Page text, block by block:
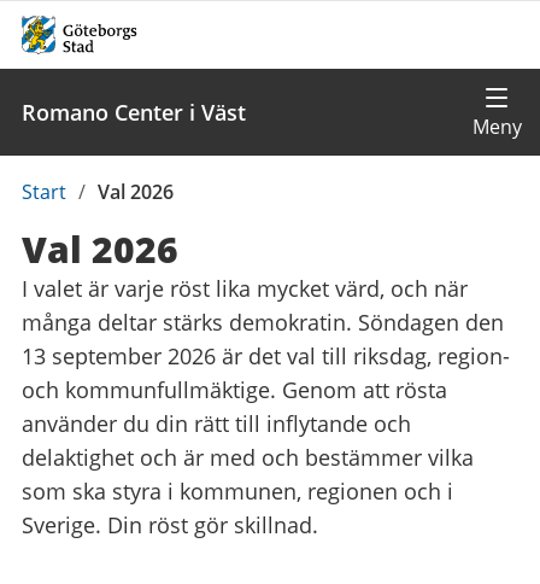
Romano Center i Väst
Du
här:
Start / Val 2026
Val 2026
I valet är varje röst lika mycket värd, och när
många deltar stärks demokratin. Söndagen den
13 september 2026 är det val till riksdag, region-
och kommunfullmäktige. Genom att rösta
använder du din rätt till inflytande och
delaktighet och är med och bestämmer vilka
som ska styra i kommunen, regionen och i
Sverige. Din röst gör skillnad.